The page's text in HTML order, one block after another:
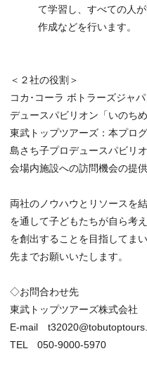
て学習し、すべての人
作成などを行います。
＜２社の役割＞
コカ･コーラ ボトラーズジャ
デュースパビリオン「いのち
東武トップツアーズ：本プロ
島さち子プロデュースパビリ
会場内施設への訪問機会の提供
両社のノウハウとリソースを
を通して子どもたちが自ら考
を創出することを目指してま
先までお願いいたします。
◇お問合わせ先
東武トップツアーズ株式会社
E-mail
TEL 050-9000-5970